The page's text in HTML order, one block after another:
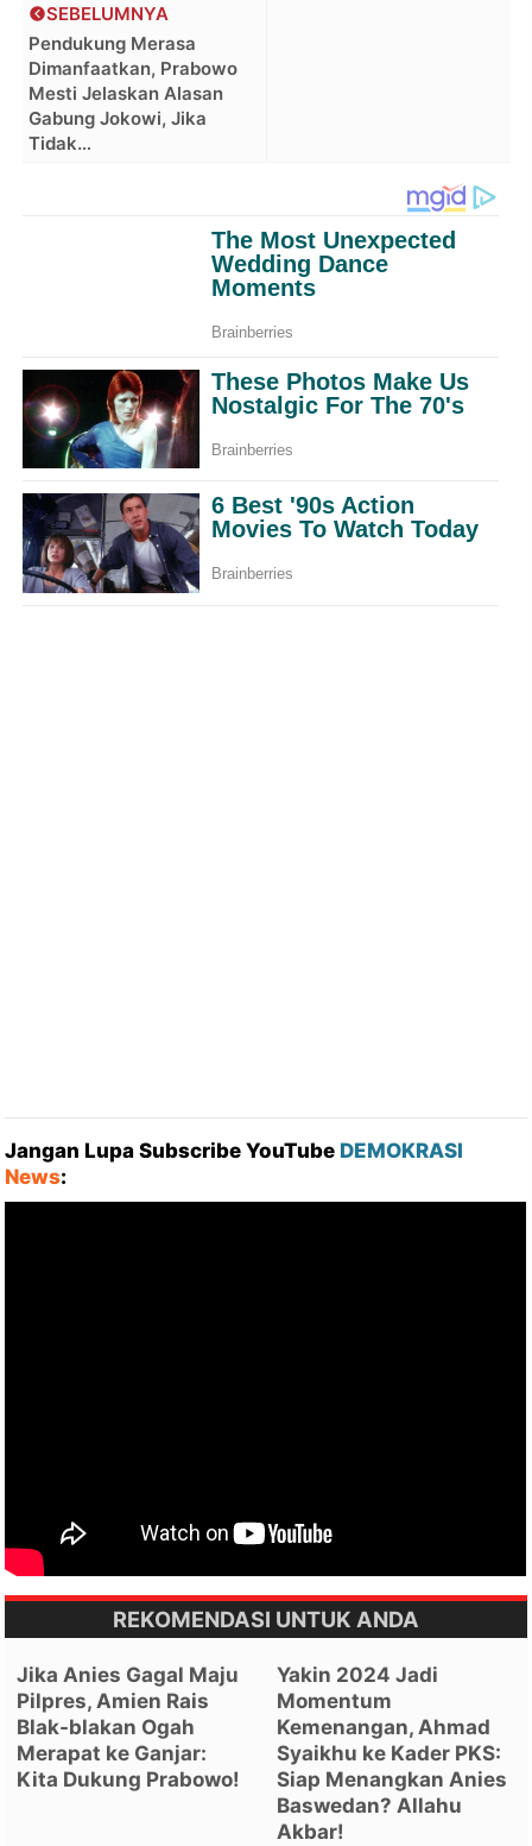
SEBELUMNYA
Pendukung Merasa
Dimanfaatkan, Prabowo
Mesti Jelaskan Alasan
Gabung Jokowi, Jika
Tidak…
Jangan Lupa Subscribe YouTube DEMOKRASI
News:
REKOMENDASI UNTUK ANDA
Jika Anies Gagal Maju
Pilpres, Amien Rais
Blak-blakan Ogah
Merapat ke Ganjar:
Kita Dukung Prabowo!
Yakin 2024 Jadi
Momentum
Kemenangan, Ahmad
Syaikhu ke Kader PKS:
Siap Menangkan Anies
Baswedan? Allahu
Akbar!